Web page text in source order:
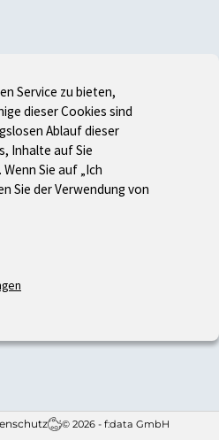
© 2026 - f:data GmbH
Service zu bieten,
dieser Cookies sind
Ablauf dieser
Inhalte auf Sie
Sie auf „Ich
Sie der Verwendung von